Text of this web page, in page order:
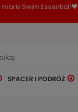
Swim Essential!🖤
SPACER I PODRÓŻ